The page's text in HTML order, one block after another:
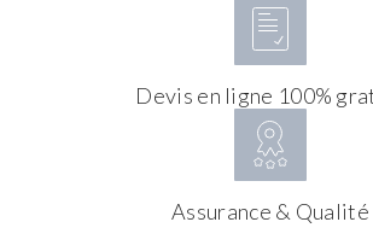
Devis en ligne 100%
Assurance & Qualité